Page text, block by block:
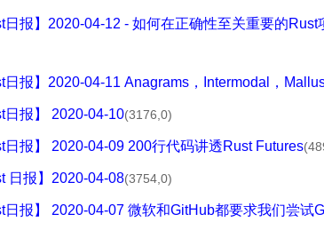
日报】2020-04-12 - 如何在正确性至关重要的
日报】2020-04-11 Anagrams，Intermodal，
日报】 2020-04-10(3176,0)
日报】 2020-04-09 200行代码讲透Rust Futures
日报】2020-04-08(3754,0)
日报】 2020-04-07 微软和GitHub都要求我们尝试